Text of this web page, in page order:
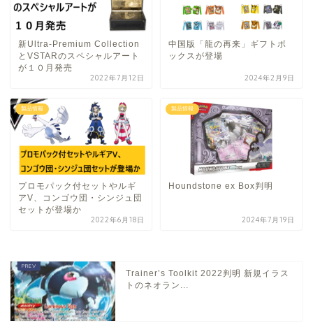
新Ultra-Premium Collection
とVSTARのスペシャルアート
が１０月発売
2022年7月12日
中国版「龍の再来」ギフトボ
ックスが登場
2024年2月9日
製品情報
プロモパック付セットやルギ
アV、コンゴウ団・シンジュ団
セットが登場か
2022年6月18日
製品情報
Houndstone ex Box判明
2024年7月19日
Trainer’s Toolkit 2022判明 新規イラス
トのネオラン...